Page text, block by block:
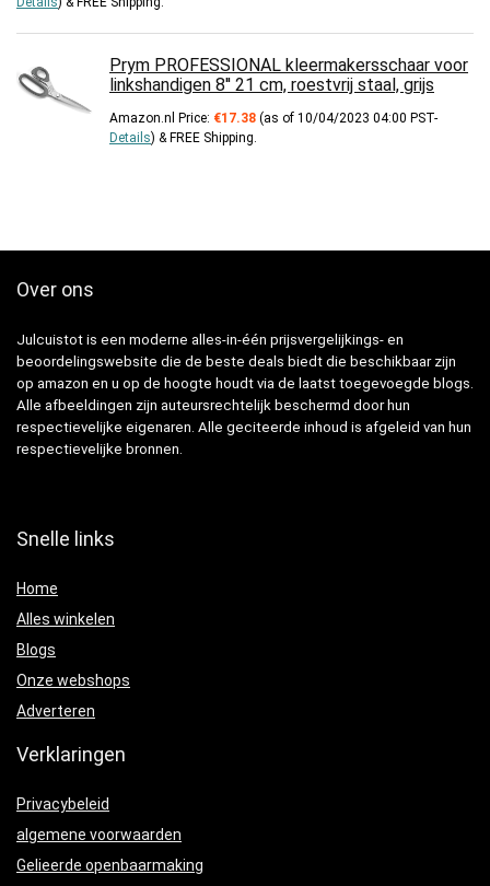
Prym PROFESSIONAL kleermakersschaar voor
linkshandigen 8'' 21 cm, roestvrij staal, grijs
Amazon.nl Price: €17.38 (as of 10/04/2023 04:00 PST-
Details) & FREE Shipping.
Over ons
Julcuistot is een moderne alles-in-één prijsvergelijkings- en
beoordelingswebsite die de beste deals biedt die beschikbaar zijn
op amazon en u op de hoogte houdt via de laatst toegevoegde blogs.
Alle afbeeldingen zijn auteursrechtelijk beschermd door hun
respectievelijke eigenaren. Alle geciteerde inhoud is afgeleid van hun
respectievelijke bronnen.
Snelle links
Home
Alles winkelen
Blogs
Onze webshops
Adverteren
Verklaringen
Privacybeleid
algemene voorwaarden
Gelieerde openbaarmaking